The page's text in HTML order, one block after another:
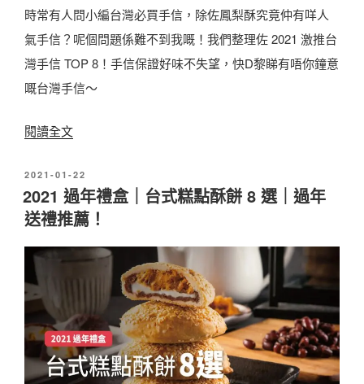
推
薦
一
次
〉
酥
餅
中
秋
1
0
選
，
酥
、
鳳
時常有人問小編台灣必買手信，除佐鳳梨酥究竟仲有咩人
氣手信？呢個問題係難不到我嘅！我們整理佐 2021 激推台
灣手信 TOP 8！手信保證好味不失望，快D黎睇有唔你鐘意
嘅台灣手信～
閱讀全文〈
2
0
2
1
手
信
】
發
於
2021-01-22
2021 過年禮盒｜台式糕點酥餅 8 選｜過年
送禮推薦！